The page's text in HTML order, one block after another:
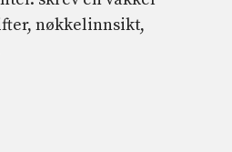
nøkkelinnsikt,